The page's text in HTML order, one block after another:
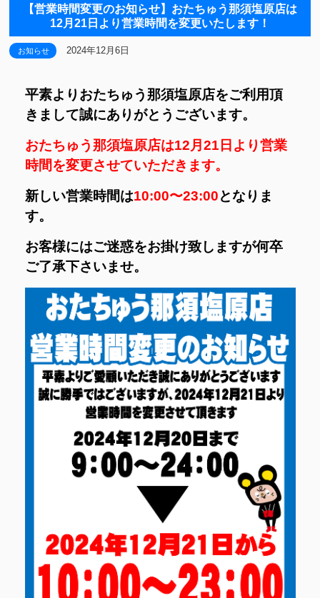
【営業時間変更のお知らせ】おたちゅう那須塩原店は
12月21日より営業時間を変更いたします！
お知らせ 2024年12月6日
平素よりおたちゅう那須塩原店をご利用頂
きまして誠にありがとうございます。
おたちゅう那須塩原店は12月21日より営業
時間を変更させていただきます。
新しい営業時間は10:00〜23:00となりま
す。
お客様にはご迷惑をお掛け致しますが何卒
ご了承下さいませ。